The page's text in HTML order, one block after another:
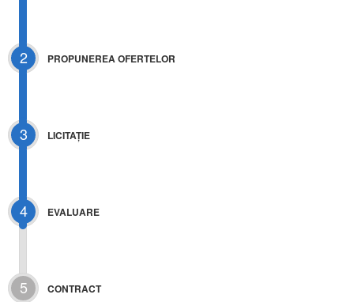
2 PROPUNEREA OFERTELOR
3 LICITAŢIE
4 EVALUARE
5 CONTRACT